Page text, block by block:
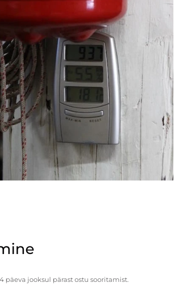
päeva jooksul pärast ostu sooritamist.